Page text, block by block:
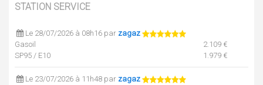
STATION SERVICE
Le 28/07/2026 à 08h16 par zagaz
Gasoil
2.109 €
SP95 / E10
1.979 €
Le 23/07/2026 à 11h48 par zagaz